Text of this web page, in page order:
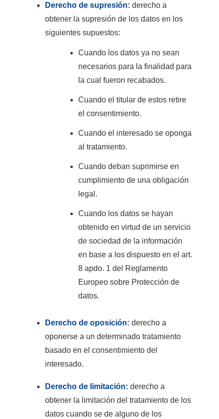
Derecho de supresión: derecho a
obtener la supresión de los datos en los
siguientes supuestos:
Cuando los datos ya no sean
necesarios para la finalidad para
la cual fueron recabados.
Cuando el titular de estos retire
el consentimiento.
Cuando el interesado se oponga
al tratamiento.
Cuando deban suprimirse en
cumplimiento de una obligación
legal.
Cuando los datos se hayan
obtenido en virtud de un servicio
de sociedad de la información
en base a los dispuesto en el art.
8 apdo. 1 del Reglamento
Europeo sobre Protección de
datos.
Derecho de oposición: derecho a
oponerse a un determinado tratamiento
basado en el consentimiento del
interesado.
Derecho de limitación: derecho a
obtener la limitación del tratamiento de los
datos cuando se de alguno de los